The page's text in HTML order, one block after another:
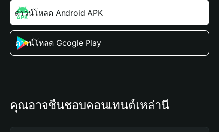
ดาวน์โหลด Android APK
ดาวน์โหลด Google Play
คุณอาจชื่นชอบคอนเทนต์เหล่านี้